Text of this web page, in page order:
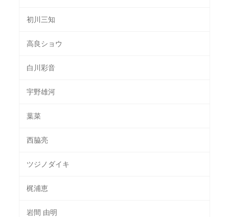
初川三知
高良ショウ
白川彩音
宇野雄河
葉菜
西脇亮
ツジノダイキ
梶浦恵
岩間 由明